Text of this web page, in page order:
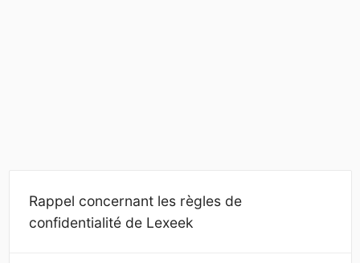
Rappel concernant les règles de
confidentialité de Lexeek